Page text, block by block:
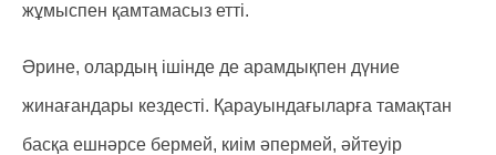
жұмыспен қамтамасыз етті.
Әрине, олардың ішінде де арамдықпен дүние
жинағандары кездесті. Қарауындағыларға тамақтан
басқа ешнәрсе бермей, киім әпермей, әйтеуір